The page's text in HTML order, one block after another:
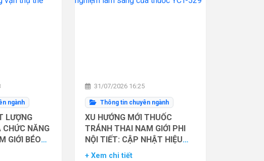
ngành
LƯỢNG
CHỨC NĂNG
GIỚI BÉO
ĐỒNG VẬN
31/07/2026 16:25
Thông tin chuyên ngành
XU HƯỚNG MỚI THUỐC
TRÁNH THAI NAM GIỚI PHI
NỘI TIẾT: CẬP NHẬT HIỆU
QUẢ THỬ NGHIỆM LÂM
+ Xem chi tiết